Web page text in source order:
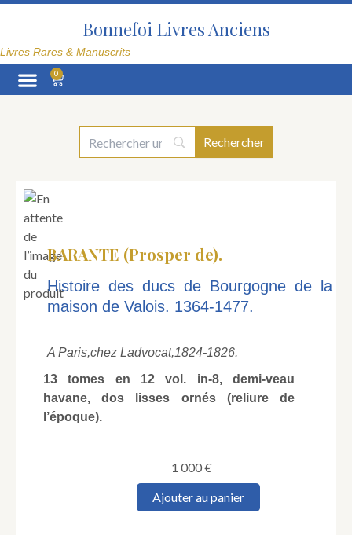
Aller
Bonnefoi Livres Anciens
Livres Rares & Manuscrits
0
Panier
BARANTE (Prosper de).
Histoire des ducs de Bourgogne de la
maison de Valois. 1364-1477.
A Paris,chez Ladvocat,1824-1826.
13 tomes en 12 vol. in-8, demi-veau
havane, dos lisses ornés (reliure de
l’époque).
1 000€
quantitéAjouter au panier